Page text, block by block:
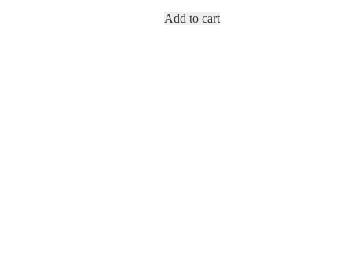
Add to cart